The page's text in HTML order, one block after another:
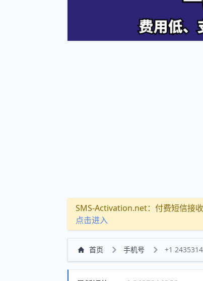
SMS-Activation.net：付费短信接
点击进入
首页 手机号 +1